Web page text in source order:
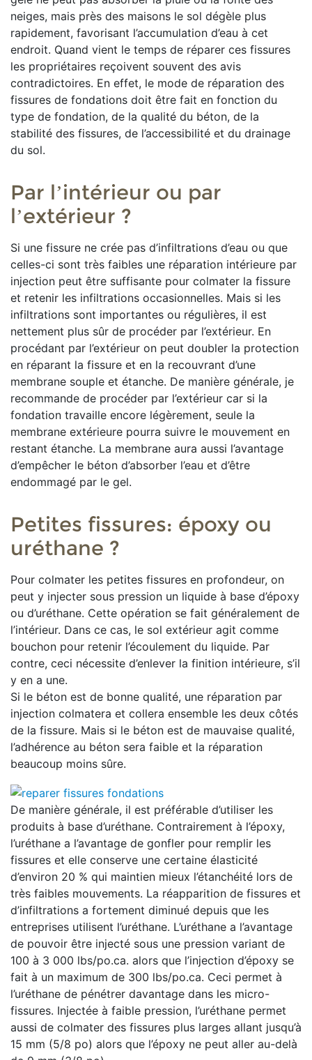
neiges, mais près des maisons le sol dégèle plus
rapidement, favorisant l’accumulation d’eau à cet
endroit. Quand vient le temps de réparer ces fissures
les propriétaires reçoivent souvent des avis
contradictoires. En effet, le mode de réparation des
fissures de fondations doit être fait en fonction du
type de fondation, de la qualité du béton, de la
stabilité des fissures, de l’accessibilité et du drainage
du sol.
Par l’intérieur ou par
l’extérieur ?
Si une fissure ne crée pas d’infiltrations d’eau ou que
celles-ci sont très faibles une réparation intérieure par
injection peut être suffisante pour colmater la fissure
et retenir les infiltrations occasionnelles. Mais si les
infiltrations sont importantes ou régulières, il est
nettement plus sûr de procéder par l’extérieur. En
procédant par l’extérieur on peut doubler la protection
en réparant la fissure et en la recouvrant d’une
membrane souple et étanche. De manière générale, je
recommande de procéder par l’extérieur car si la
fondation travaille encore légèrement, seule la
membrane extérieure pourra suivre le mouvement en
restant étanche. La membrane aura aussi l’avantage
d’empêcher le béton d’absorber l’eau et d’être
endommagé par le gel.
Petites fissures: époxy ou
uréthane ?
Pour colmater les petites fissures en profondeur, on
peut y injecter sous pression un liquide à base d’époxy
ou d’uréthane. Cette opération se fait généralement de
l’intérieur. Dans ce cas, le sol extérieur agit comme
bouchon pour retenir l’écoulement du liquide. Par
contre, ceci nécessite d’enlever la finition intérieure, s’il
y en a une.
Si le béton est de bonne qualité, une réparation par
injection colmatera et collera ensemble les deux côtés
de la fissure. Mais si le béton est de mauvaise qualité,
l’adhérence au béton sera faible et la réparation
beaucoup moins sûre.
De manière générale, il est préférable d’utiliser les
produits à base d’uréthane. Contrairement à l’époxy,
l’uréthane a l’avantage de gonfler pour remplir les
fissures et elle conserve une certaine élasticité
d’environ 20 % qui maintien mieux l’étanchéité lors de
très faibles mouvements. La réapparition de fissures et
d’infiltrations a fortement diminué depuis que les
entreprises utilisent l’uréthane. L’uréthane a l’avantage
de pouvoir être injecté sous une pression variant de
100 à 3 000 lbs/po.ca. alors que l’injection d’époxy se
fait à un maximum de 300 lbs/po.ca. Ceci permet à
l’uréthane de pénétrer davantage dans les micro-
fissures. Injectée à faible pression, l’uréthane permet
aussi de colmater des fissures plus larges allant jusqu’à
15 mm (5/8 po) alors que l’époxy ne peut aller au-delà